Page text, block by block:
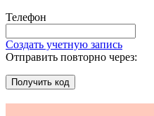
Телефон
Создать учетную запись
Отправить повторно через:
Получить код